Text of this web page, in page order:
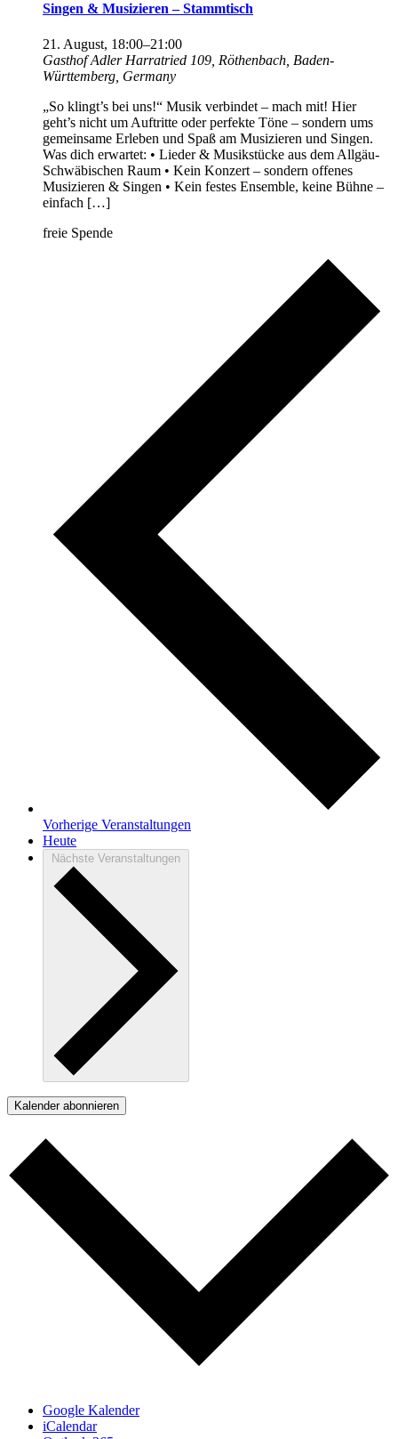
Singen & Musizieren – Stammtisch
21. August, 18:00–21:00
Gasthof Adler Harratried 109, Röthenbach, Baden-
Württemberg, Germany
„So klingt’s bei uns!“ Musik verbindet – mach mit! Hier
geht’s nicht um Auftritte oder perfekte Töne – sondern ums
gemeinsame Erleben und Spaß am Musizieren und Singen.
Was dich erwartet: • Lieder & Musikstücke aus dem Allgäu-
Schwäbischen Raum • Kein Konzert – sondern offenes
Musizieren & Singen • Kein festes Ensemble, keine Bühne –
einfach […]
freie Spende
Vorherige Veranstaltungen
Heute
Nächste Veranstaltungen
Kalender abonnieren
Google Kalender
iCalendar